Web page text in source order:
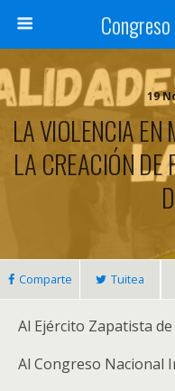
19
LA VIOLENCIA EN
LA CREACIÓN DE
Comparte Tuitea
Al Ejército Zapatista
Al Congreso Nacional